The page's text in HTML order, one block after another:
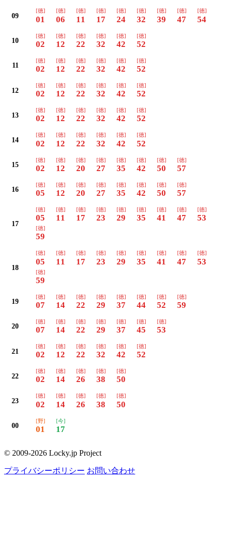
09
[徳]
01
[徳]
06
[徳]
11
[徳]
17
[徳]
24
[徳]
32
[徳]
39
[徳]
47
[徳]
54
10
[徳]
02
[徳]
12
[徳]
22
[徳]
32
[徳]
42
[徳]
52
11
[徳]
02
[徳]
12
[徳]
22
[徳]
32
[徳]
42
[徳]
52
12
[徳]
02
[徳]
12
[徳]
22
[徳]
32
[徳]
42
[徳]
52
13
[徳]
02
[徳]
12
[徳]
22
[徳]
32
[徳]
42
[徳]
52
14
[徳]
02
[徳]
12
[徳]
22
[徳]
32
[徳]
42
[徳]
52
15
[徳]
02
[徳]
12
[徳]
20
[徳]
27
[徳]
35
[徳]
42
[徳]
50
[徳]
57
16
[徳]
05
[徳]
12
[徳]
20
[徳]
27
[徳]
35
[徳]
42
[徳]
50
[徳]
57
17
[徳]
05
[徳]
11
[徳]
17
[徳]
23
[徳]
29
[徳]
35
[徳]
41
[徳]
47
[徳]
53
[徳]
59
18
[徳]
05
[徳]
11
[徳]
17
[徳]
23
[徳]
29
[徳]
35
[徳]
41
[徳]
47
[徳]
53
[徳]
59
19
[徳]
07
[徳]
14
[徳]
22
[徳]
29
[徳]
37
[徳]
44
[徳]
52
[徳]
59
20
[徳]
07
[徳]
14
[徳]
22
[徳]
29
[徳]
37
[徳]
45
[徳]
53
21
[徳]
02
[徳]
12
[徳]
22
[徳]
32
[徳]
42
[徳]
52
22
[徳]
02
[徳]
14
[徳]
26
[徳]
38
[徳]
50
23
[徳]
02
[徳]
14
[徳]
26
[徳]
38
[徳]
50
00
[野]
01
[今]
17
© 2009-2026 Locky.jp Project
プライバシーポリシー お問い合わせ